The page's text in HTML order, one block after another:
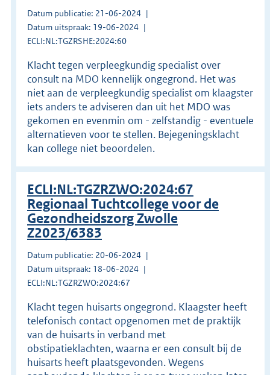
Datum publicatie: 21-06-2024
Datum uitspraak: 19-06-2024
ECLI:NL:TGZRSHE:2024:60
Klacht tegen verpleegkundig specialist over
consult na MDO kennelijk ongegrond. Het was
niet aan de verpleegkundig specialist om klaagster
iets anders te adviseren dan uit het MDO was
gekomen en evenmin om - zelfstandig - eventuele
alternatieven voor te stellen. Bejegeningsklacht
kan college niet beoordelen.
ECLI:NL:TGZRZWO:2024:67
Regionaal Tuchtcollege voor de
Gezondheidszorg Zwolle
Z2023/6383
Datum publicatie: 20-06-2024
Datum uitspraak: 18-06-2024
ECLI:NL:TGZRZWO:2024:67
Klacht tegen huisarts ongegrond. Klaagster heeft
telefonisch contact opgenomen met de praktijk
van de huisarts in verband met
obstipatieklachten, waarna er een consult bij de
huisarts heeft plaatsgevonden. Wegens